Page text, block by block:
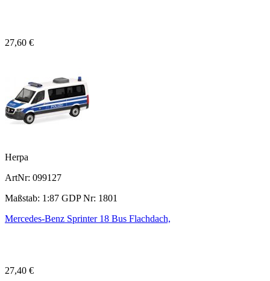
27,60 €
Herpa
ArtNr: 099127
Maßstab: 1:87 GDP Nr: 1801
Mercedes-Benz Sprinter 18 Bus Flachdach,
27,40 €